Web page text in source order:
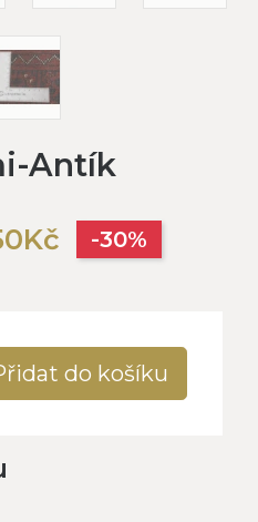
Antík
-30%
do košíku